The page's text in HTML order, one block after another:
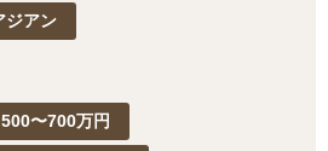
ジアン
500〜700万円